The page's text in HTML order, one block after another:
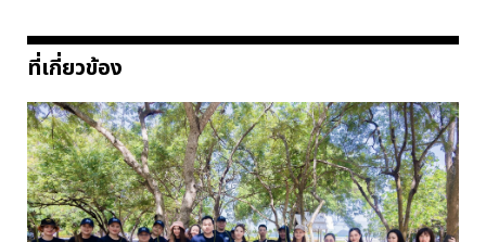
ที่เกี่ยวข้อง